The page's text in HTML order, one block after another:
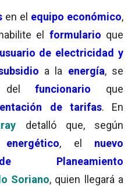
en el equipo económico,
el formulario que
usuario de electricidad y
a la energía, se
delfuncionario que
de tarifas. En
detalló que, según
, el nuevo
Planeamiento
Soriano, quien llegará a